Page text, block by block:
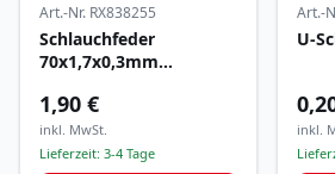
Art.-Nr. RX838255
Schlauchfeder
70x1,7x0,3mm
1,90 €
inkl. MwSt.
Lieferzeit: 3-4 Tage
Art.-
U-
inkl.